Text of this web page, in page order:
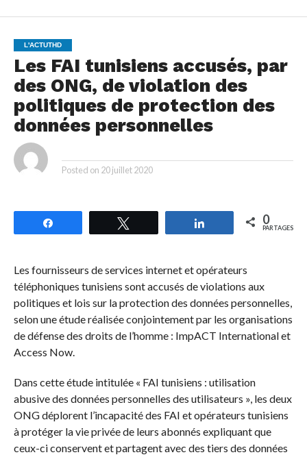
L'ACTUTHD
Les FAI tunisiens accusés, par
des ONG, de violation des
politiques de protection des
données personnelles
Posted on 20 juillet 2020
Partagez 0
PARTAGES
Les fournisseurs de services internet et opérateurs
téléphoniques tunisiens sont accusés de violations aux
politiques et lois sur la protection des données personnelles,
selon une étude réalisée conjointement par les organisations
de défense des droits de l’homme : ImpACT International et
Access Now.
Dans cette étude intitulée « FAI tunisiens : utilisation
abusive des données personnelles des utilisateurs », les deux
ONG déplorent l’incapacité des FAI et opérateurs tunisiens
à protéger la vie privée de leurs abonnés expliquant que
ceux-ci conservent et partagent avec des tiers des données